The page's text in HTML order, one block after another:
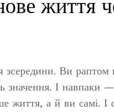
зсередини. Ви
значення. І навпаки
життя, а й ви самі. І